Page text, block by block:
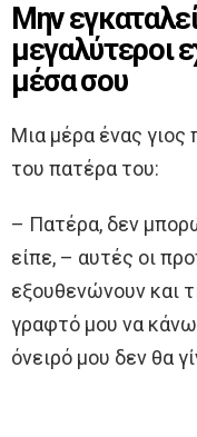
Μην
μεγαλύτεροι
μέσα σου
Μια μέρα ένας γιος
του πατέρα του:
– Πατέρα, δεν
είπε, – αυτές οι
εξουθενώνουν και
γραφτό μου να
όνειρό μου δεν θα